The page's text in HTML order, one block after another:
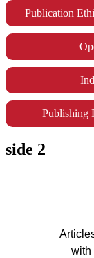
Publication
Publishing
side 2
with